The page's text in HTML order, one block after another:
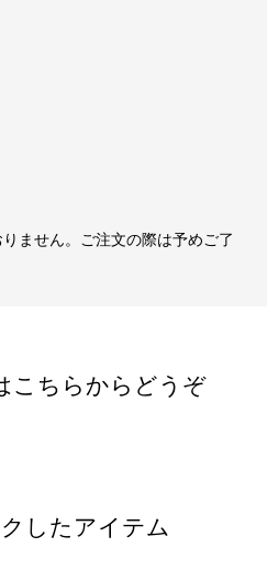
ません。ご注文の際は予めご了
こちらからどうぞ
したアイテム